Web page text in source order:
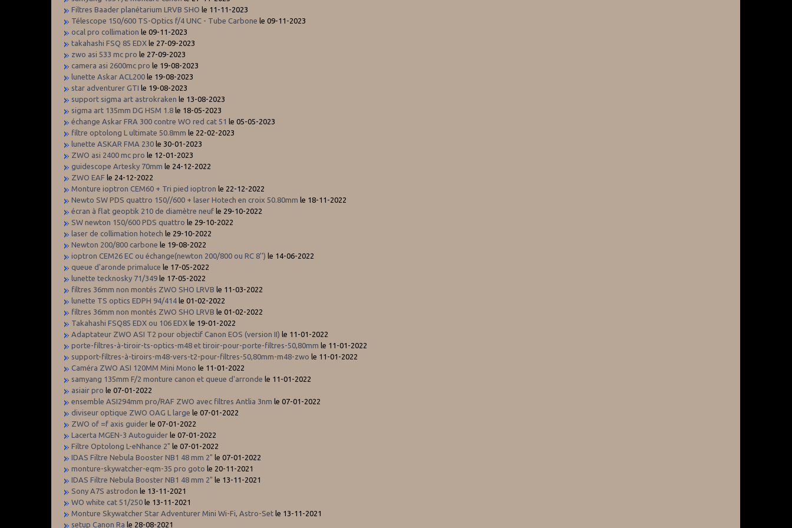
Filtres Baader planétarium LRVB SHO le 11-11-2023
Télescope 150/600 TS-Optics f/4 UNC - Tube Carbone le 09-11-2023
ocal pro collimation le 09-11-2023
takahashi FSQ 85 EDX le 27-09-2023
zwo asi 533 mc pro le 27-09-2023
camera asi 2600mc pro le 19-08-2023
lunette Askar ACL200 le 19-08-2023
star adventurer GTI le 19-08-2023
support sigma art astrokraken le 13-08-2023
sigma art 135mm DG HSM 1.8 le 18-05-2023
échange Askar FRA 300 contre WO red cat 51 le 05-05-2023
filtre optolong L ultimate 50.8mm le 22-02-2023
lunette ASKAR FMA 230 le 30-01-2023
ZWO asi 2400 mc pro le 12-01-2023
guidescope Artesky 70mm le 24-12-2022
ZWO EAF le 24-12-2022
Monture ioptron CEM60 + Tri pied ioptron le 22-12-2022
Newto SW PDS quattro 150//600 + laser Hotech en croix 50.80mm le 18-11-2022
écran à flat geoptik 210 de diamètre neuf le 29-10-2022
SW newton 150/600 PDS quattro le 29-10-2022
laser de collimation hotech le 29-10-2022
Newton 200/800 carbone le 19-08-2022
ioptron CEM26 EC ou échange(newton 200/800 ou RC 8'') le 14-06-2022
queue d'aronde primaluce le 17-05-2022
lunette tecknosky 71/349 le 17-05-2022
filtres 36mm non montés ZWO SHO LRVB le 11-03-2022
lunette TS optics EDPH 94/414 le 01-02-2022
filtres 36mm non montés ZWO SHO LRVB le 01-02-2022
Takahashi FSQ85 EDX ou 106 EDX le 19-01-2022
Adaptateur ZWO ASI T2 pour objectif Canon EOS (version II) le 11-01-2022
porte-filtres-à-tiroir-ts-optics-m48 et tiroir-pour-porte-filtres-50,80mm le 11-01-2022
support-filtres-à-tiroirs-m48-vers-t2-pour-filtres-50,80mm-m48-zwo le 11-01-2022
Caméra ZWO ASI 120MM Mini Mono le 11-01-2022
samyang 135mm F/2 monture canon et queue d'arronde le 11-01-2022
asiair pro le 07-01-2022
ensemble ASI294mm pro/RAF ZWO avec filtres Antlia 3nm le 07-01-2022
diviseur optique ZWO OAG L large le 07-01-2022
ZWO of =f axis guider le 07-01-2022
Lacerta MGEN-3 Autoguider le 07-01-2022
Filtre Optolong L-eNhance 2" le 07-01-2022
IDAS Filtre Nebula Booster NB1 48 mm 2" le 07-01-2022
monture-skywatcher-eqm-35 pro goto le 20-11-2021
IDAS Filtre Nebula Booster NB1 48 mm 2" le 13-11-2021
Sony A7S astrodon le 13-11-2021
WO white cat 51/250 le 13-11-2021
Monture Skywatcher Star Adventurer Mini Wi-Fi, Astro-Set le 13-11-2021
setup Canon Ra le 28-08-2021